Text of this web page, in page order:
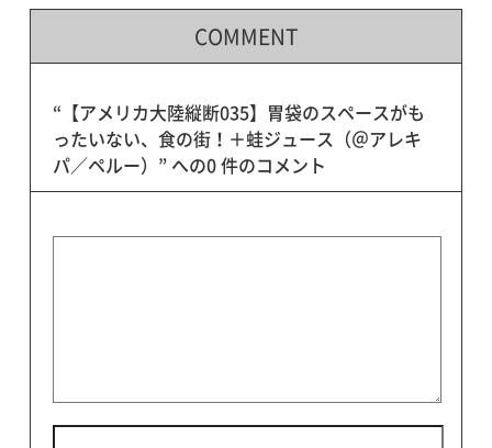
COMMENT
“【アメリカ大陸縦断035】胃袋のスペースがも
ったいない、食の街！＋蛙ジュース（＠アレキ
パ／ペルー）” への0 件のコメント